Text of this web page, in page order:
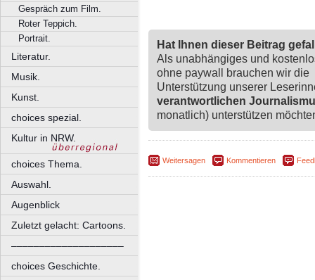
Gespräch zum Film.
Roter Teppich.
Portrait.
Literatur.
Musik.
Kunst.
choices spezial.
Kultur in NRW.
choices Thema.
Auswahl.
Augenblick
Zuletzt gelacht: Cartoons.
––––––––––––––––––––
choices Geschichte.
Hat Ihnen dieser Beitrag
Als unabhängiges und
ohne paywall brauchen wir die
Unterstützung unserer
verantwortlichen
monatlich) unterstützen
Weitersagen Kommentieren